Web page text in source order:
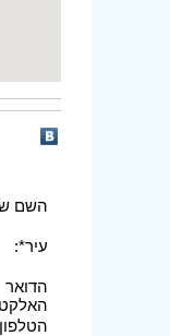
השם
עיר*:
הדואר